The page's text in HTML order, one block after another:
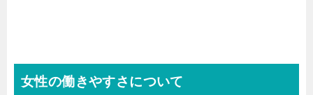
女性の働きやすさについて